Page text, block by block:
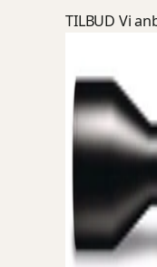
TILBUD Vi